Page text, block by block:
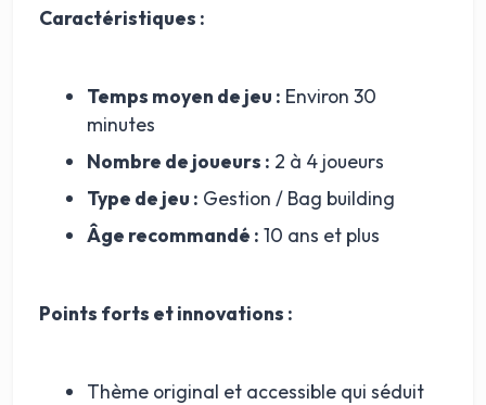
Caractéristiques :
Temps moyen de jeu : Environ 30
minutes
Nombre de joueurs : 2 à 4 joueurs
Type de jeu : Gestion / Bag building
Âge recommandé : 10 ans et plus
Points forts et innovations :
Thème original et accessible qui séduit